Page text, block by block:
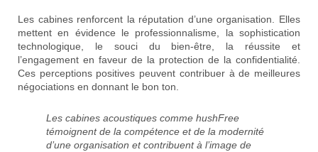
Les cabines renforcent la réputation d’une organisation. Elles
mettent en évidence le professionnalisme, la sophistication
technologique, le souci du bien-être, la réussite et
l’engagement en faveur de la protection de la confidentialité.
Ces perceptions positives peuvent contribuer à de meilleures
négociations en donnant le bon ton.
Les cabines acoustiques comme hushFree
témoignent de la compétence et de la modernité
d’une organisation et contribuent à l’image de